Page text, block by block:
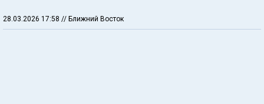
28.03.2026 17:58 // Ближний Восток